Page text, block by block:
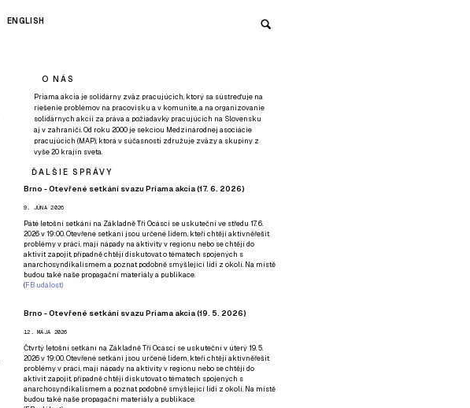
ENGLISH
O NÁS
Priama akcia je solidárny zväz pracujúcich, ktorý sa sústreďuje na
riešenie problémov na pracovisku a v komunite, a na organizovanie
solidárnych akcií za práva a požiadavky pracujúcich na Slovensku
aj v zahraničí. Od roku 2000 je sekciou Medzinárodnej asociácie
pracujúcich (MAP), ktorá v súčasnosti združuje zväzy a skupiny z
vyše 20 krajín sveta.
ĎALŠIE SPRÁVY
Brno - Otevřené setkání svazu Priama akcia (17. 6. 2026)
9. JÚNA 2026
Páté letošní setkání na Základně Tři Ocásci se uskuteční ve středu 17. 6.
2026 v 19:00. Otevřené setkání jsou určené lidem, kteří chtějí aktivněřešit
problémy v práci, mají nápady na aktivity v regionu nebo se chtějí do
aktivit zapojit, případně chtějí diskutovat o tématech spojených s
anarchosyndikalismem a poznat podobně smýšlející lidi z okolí. Na místě
budou také naše propagační materiály a publikace.
(FB událost)
Brno - Otevřené setkání svazu Priama akcia (19. 5. 2026)
12. MÁJA 2026
Čtvrtý letošní setkání na Základně Tři Ocásci se uskuteční v úterý 19. 5.
2026 v 19:00. Otevřené setkání jsou určené lidem, kteří chtějí aktivněřešit
problémy v práci, mají nápady na aktivity v regionu nebo se chtějí do
aktivit zapojit, případně chtějí diskutovat o tématech spojených s
anarchosyndikalismem a poznat podobně smýšlející lidi z okolí. Na místě
budou také naše propagační materiály a publikace.